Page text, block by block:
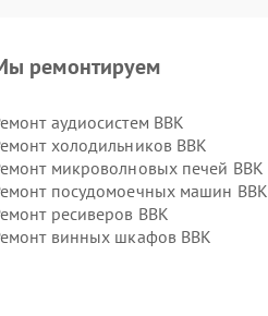
ремонтируем
аудиосистем BBK
холодильников BBK
микроволновых печей BBK
посудомоечных машин BBK
ресиверов BBK
винных шкафов BBK